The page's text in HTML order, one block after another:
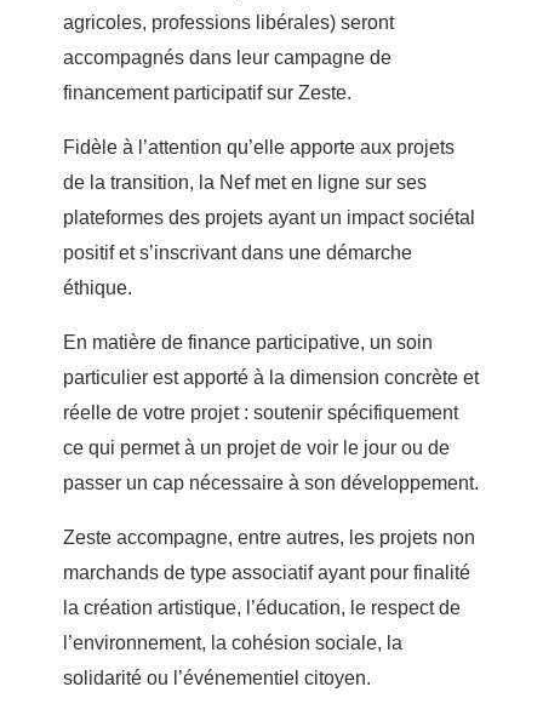
agricoles, professions libérales) seront
accompagnés dans leur campagne de
financement participatif sur Zeste.
Fidèle à l’attention qu’elle apporte aux projets
de la transition, la Nef met en ligne sur ses
plateformes des projets ayant un impact sociétal
positif et s’inscrivant dans une démarche
éthique.
En matière de finance participative, un soin
particulier est apporté à la dimension concrète et
réelle de votre projet : soutenir spécifiquement
ce qui permet à un projet de voir le jour ou de
passer un cap nécessaire à son développement.
Zeste accompagne, entre autres, les projets non
marchands de type associatif ayant pour finalité
la création artistique, l’éducation, le respect de
l’environnement, la cohésion sociale, la
solidarité ou l’événementiel citoyen.